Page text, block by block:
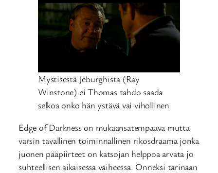
Mystisestä Jeburghista (Ray
Winstone) ei Thomas tahdo saada
selkoa onko hän ystävä vai vihollinen
Edge of Darkness on mukaansatempaava mutta
varsin tavallinen toiminnallinen rikosdraama jonka
juonen pääpiirteet on katsojan helppoa arvata jo
suhteellisen aikaisessa vaiheessa. Onneksi tarinaan